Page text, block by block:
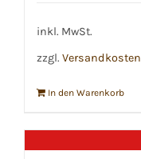
inkl. MwSt.
zzgl. Versandkosten
In den Warenkorb